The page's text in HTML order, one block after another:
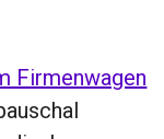
Firmenwagen